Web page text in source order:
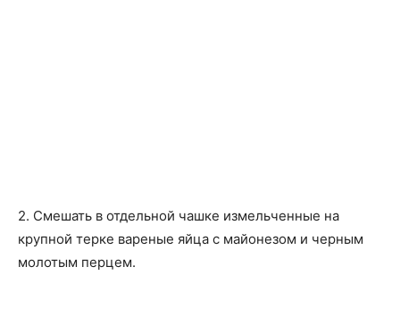
2. Смешать в отдельной чашке измельченные на
крупной терке вареные яйца с майонезом и черным
молотым перцем.